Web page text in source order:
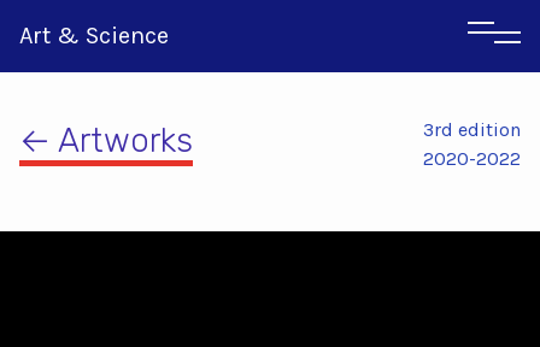
Art & Science
← Artworks
3rd edition
2020-2022